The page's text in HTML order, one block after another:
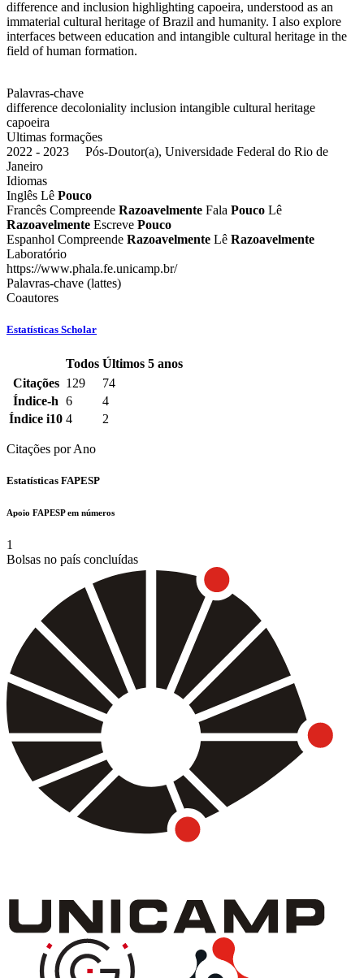
difference and inclusion highlighting capoeira, understood as an
immaterial cultural heritage of Brazil and humanity. I also explore
interfaces between education and intangible cultural heritage in the
field of human formation.
Palavras-chave
difference decoloniality inclusion intangible cultural heritage
capoeira
Ultimas formações
2022 - 2023 Pós-Doutor(a), Universidade Federal do Rio de
Janeiro
Idiomas
Inglês Lê Pouco
Francês Compreende Razoavelmente Fala Pouco Lê
Razoavelmente Escreve Pouco
Espanhol Compreende Razoavelmente Lê Razoavelmente
Laboratório
https://www.phala.fe.unicamp.br/
Palavras-chave (lattes)
Coautores
Estatísticas Scholar
Estatísticas
Scholar
do
docente
Todos Últimos 5 anos
Citações 129
74
Índice-h 6
4
Índice i10 4 2
Citações por Ano
Estatísticas FAPESP
Apoio FAPESP em números
1
Bolsas no país concluídas